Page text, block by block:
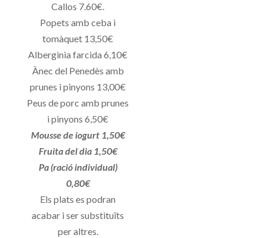
Callos 7.60€.
Popets amb ceba i
tomàquet 13,50€
Alberginia farcida 6,10€
Ànec del Penedès amb
prunes i pinyons 13,00€
Peus de porc amb prunes
i pinyons 6,50€
Mousse de iogurt 1,50€
Fruita del dia 1,50€
Pa (ració individual)
0,80€
Els plats es podran
acabar i ser substituïts
per altres.